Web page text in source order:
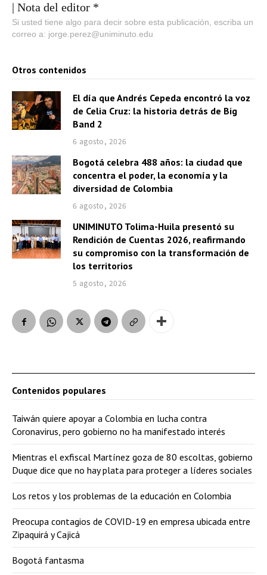
| Nota del editor *
Si usted tiene algo para decir sobre esta publicación, escriba un
correo a: jorge.perez@uniminuto.edu
Otros contenidos
El día que Andrés Cepeda encontró la voz
de Celia Cruz: la historia detrás de Big
Band 2
6 agosto, 2026
Bogotá celebra 488 años: la ciudad que
concentra el poder, la economía y la
diversidad de Colombia
6 agosto, 2026
UNIMINUTO Tolima-Huila presentó su
Rendición de Cuentas 2026, reafirmando
su compromiso con la transformación de
los territorios
5 agosto, 2026
Contenidos populares
Taiwán quiere apoyar a Colombia en lucha contra
Coronavirus, pero gobierno no ha manifestado interés
Mientras el exfiscal Martínez goza de 80 escoltas, gobierno
Duque dice que no hay plata para proteger a líderes sociales
Los retos y los problemas de la educación en Colombia
Preocupa contagios de COVID-19 en empresa ubicada entre
Zipaquirá y Cajicá
Bogotá fantasma